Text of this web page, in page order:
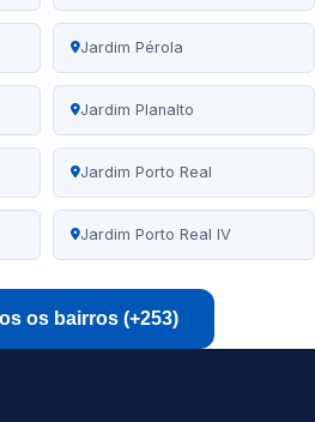
Jardim Pérola
Jardim Planalto
Jardim Porto Real
Jardim Porto Real IV
os bairros (+253)